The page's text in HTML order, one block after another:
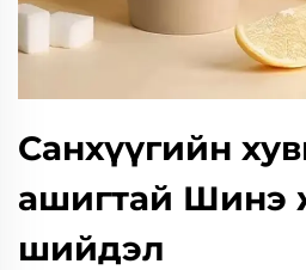
Санхүүгийн
ашигтай Шинэ
шийдэл